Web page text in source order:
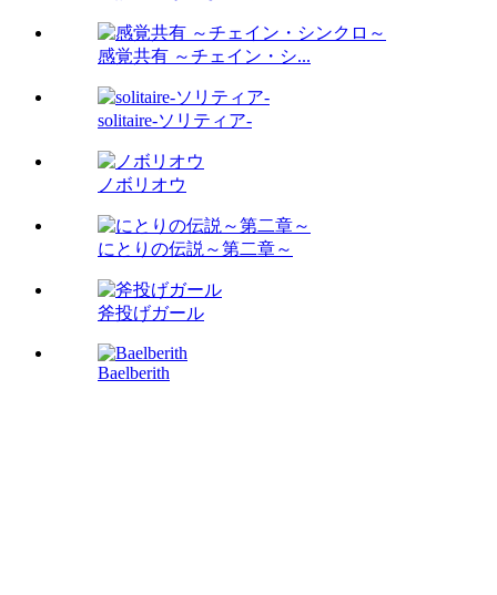
感覚共有 ～チェイン・シ...
solitaire-ソリティア-
ノボリオウ
にとりの伝説～第二章～
斧投げガール
Baelberith